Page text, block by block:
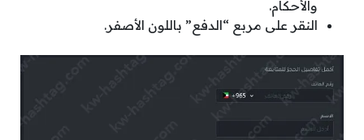
والأحكام.
النقر على مربع “الدفع” باللون الأصفر.